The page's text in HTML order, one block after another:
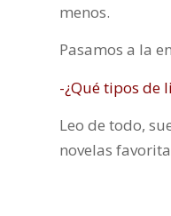
menos.
Pasamos a la
-¿Qué tipos de
Leo de todo,
novelas